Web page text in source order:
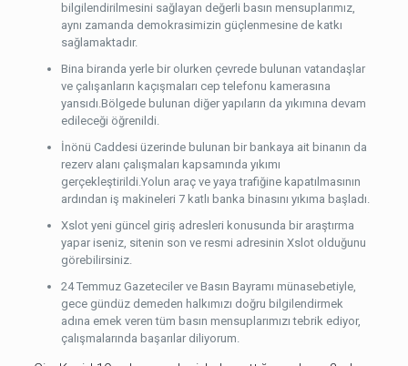
bilgilendirilmesini sağlayan değerli basın mensuplarımız,
aynı zamanda demokrasimizin güçlenmesine de katkı
sağlamaktadır.
Bina biranda yerle bir olurken çevrede bulunan vatandaşlar
ve çalışanların kaçışmaları cep telefonu kamerasına
yansıdı.Bölgede bulunan diğer yapıların da yıkımına devam
edileceği öğrenildi.
İnönü Caddesi üzerinde bulunan bir bankaya ait binanın da
rezerv alanı çalışmaları kapsamında yıkımı
gerçekleştirildi.Yolun araç ve yaya trafiğine kapatılmasının
ardından iş makineleri 7 katlı banka binasını yıkıma başladı.
Xslot yeni güncel giriş adresleri konusunda bir araştırma
yapar iseniz, sitenin son ve resmi adresinin Xslot olduğunu
görebilirsiniz.
24 Temmuz Gazeteciler ve Basın Bayramı münasebetiyle,
gece gündüz demeden halkımızı doğru bilgilendirmek
adına emek veren tüm basın mensuplarımızı tebrik ediyor,
çalışmalarında başarılar diliyorum.